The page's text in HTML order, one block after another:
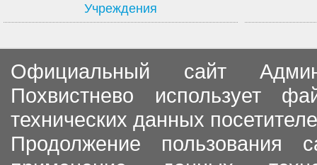
Учреждения
Официальный сайт
Похвистнево использует
технических данных
Продолжение пользования